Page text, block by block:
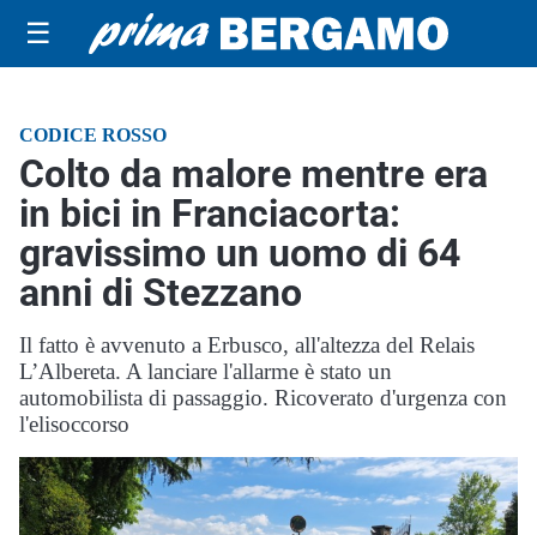
☰
CODICE ROSSO
Colto da malore mentre era
in bici in Franciacorta:
gravissimo un uomo di 64
anni di Stezzano
Il fatto è avvenuto a Erbusco, all'altezza del Relais
L’Albereta. A lanciare l'allarme è stato un
automobilista di passaggio. Ricoverato d'urgenza con
l'elisoccorso